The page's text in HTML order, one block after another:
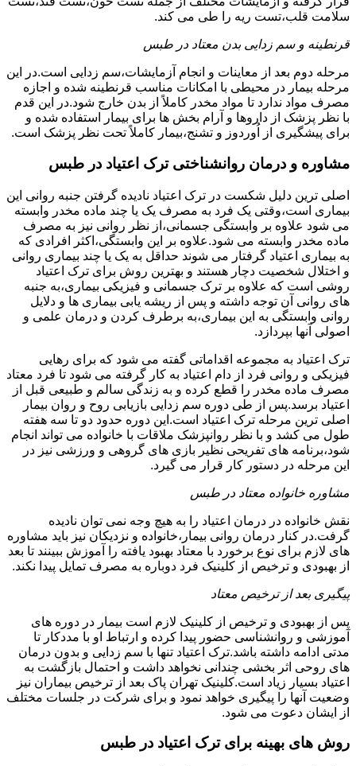
سلامت قلب،تست ریه را طی می کند.
قرنطینه و سم زدایی بدن معتاد در طبس
مرحله دوم بعد از معاینات و انجام آزمایشات،سم زدایی است.در این
مرحله بیمار در محیطی با امکانات مناسب قرنطینه شده و اجازه
مصرف مواد ندارد تا مواد مخدر کاملاً از بدن خارج شود.در این قدم
با نظر پزشک از داروها و آرام بخش ها برای بیمار استفاده شده و
برای پیشگیری از اُوردوز و تشنج،بیمار کاملاً تحت نظر پزشک است.
مشاوره و درمان روانشناختی ترک اعتیاد در طبس
اصلی ترین دلیل شکست در ترک اعتیاد نادیده گرفتن جنبه روانی این
بیماری است،وقتی یک فرد به مصرف یک یا چند ماده مخدر وابسته
می شود علاوه بر وابستگی جسمانی،از نظر روانی نیز به مصرف
ماده مخدر وابسته می شود.علاوه بر این وابستگی،اکثر افرادی که
به بیماری اعتیاد گرفتار می شوند حداقل به یک یا چند بیماری روانی
و اختلال شخصیت دچار هستند و بهترین روش برای ترک اعتیاد
روشی است که علاوه بر ترک جسمانی و فیزیکی بیماری،به جنبه
های روانی آن توجه داشته و پس از ریشه یابی بیماری ها و دلایل
روانی وابستگی به این بیماری،به برطرف کردن و درمان علمی و
اصولی آنها بپردازد.
ترک اعتیاد به مجموعه اقداماتی گفته می شود که برای رهایی
فیزیکی و روانی فرد از دام اعتیاد به کار گرفته می شود تا فرد معتاد
مصرف ماده مخدر را قطع کرده و به زندگی سالم و طبیعی قبل از
اعتیاد برسد.پس از طی دوره سم زدایی بازیابی روح و روان بیمار
اصلی ترین مرحله ترک اعتیاد است.این دوره حدود دو تا سه هفته
طول می کشد و با نظر روانپزشک ملاقات با خانواده می تواند انجام
شود،برنامه های تفریحی نظیر بازی های گروهی و ورزشی نیز در
این مرحله در دستور کار قرار می گیرد.
مشاوره خانواده معتاد در طبس
نقش خانواده در درمان اعتیاد را به هیچ وجه نمی توان نادیده
گرفت.در کنار درمان روانی بیمار،خانواده و نزدیکان نیز باید مشاوره
های لازم برای نوع برخورد با معتاد بهبود یافته را آموزش ببینند تا بعد
از بهبودی و ترخیص از کلینیک فرد دوباره به مصرف تمایل پیدا نکند.
پیگیری بعد از ترخیص معتاد
پس از بهبودی و ترخیص از کلینیک لازم است بیمار در دوره های
آموزشی و روانشناسی حضور پیدا کرده و ارتباط او با مددکار تا
مدتی ادامه داشته باشد.ترک اعتیاد تنها با سم زدایی و بدون درمان
های روحی اثر بخشی چندانی نخواهد داشت و احتمال بازگشت به
اعتیاد بسیار زیاد است.کلینیک تهران پاک بعد از ترخیص بیماران نیز
وضعیت آنها را پیگیری خواهد نمود و برای شرکت در جلسات مختلف
از ایشان دعوت می شود.
روش های بهینه برای ترک اعتیاد در طبس